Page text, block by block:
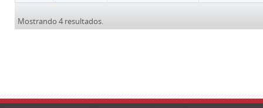
Mostrando 4 resultados.